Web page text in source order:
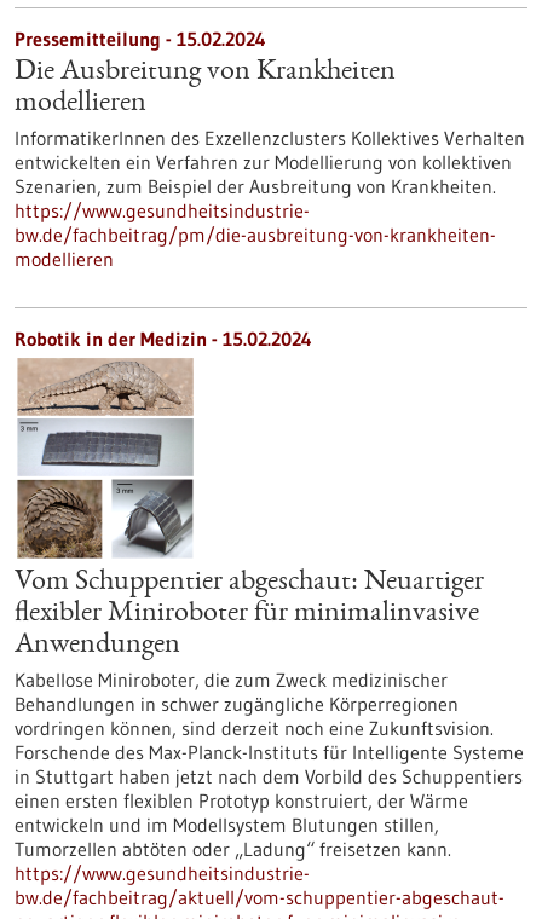
Pressemitteilung - 15.02.2024
Die Ausbreitung von Krankheiten
modellieren
InformatikerInnen des Exzellenzclusters Kollektives Verhalten
entwickelten ein Verfahren zur Modellierung von kollektiven
Szenarien, zum Beispiel der Ausbreitung von Krankheiten.
https://www.gesundheitsindustrie-
bw.de/fachbeitrag/pm/die-ausbreitung-von-krankheiten-
modellieren
Robotik in der Medizin - 15.02.2024
Vom Schuppentier abgeschaut: Neuartiger
flexibler Miniroboter für minimalinvasive
Anwendungen
Kabellose Miniroboter, die zum Zweck medizinischer
Behandlungen in schwer zugängliche Körperregionen
vordringen können, sind derzeit noch eine Zukunftsvision.
Forschende des Max-Planck-Instituts für Intelligente Systeme
in Stuttgart haben jetzt nach dem Vorbild des Schuppentiers
einen ersten flexiblen Prototyp konstruiert, der Wärme
entwickeln und im Modellsystem Blutungen stillen,
Tumorzellen abtöten oder „Ladung“ freisetzen kann.
https://www.gesundheitsindustrie-
bw.de/fachbeitrag/aktuell/vom-schuppentier-abgeschaut-